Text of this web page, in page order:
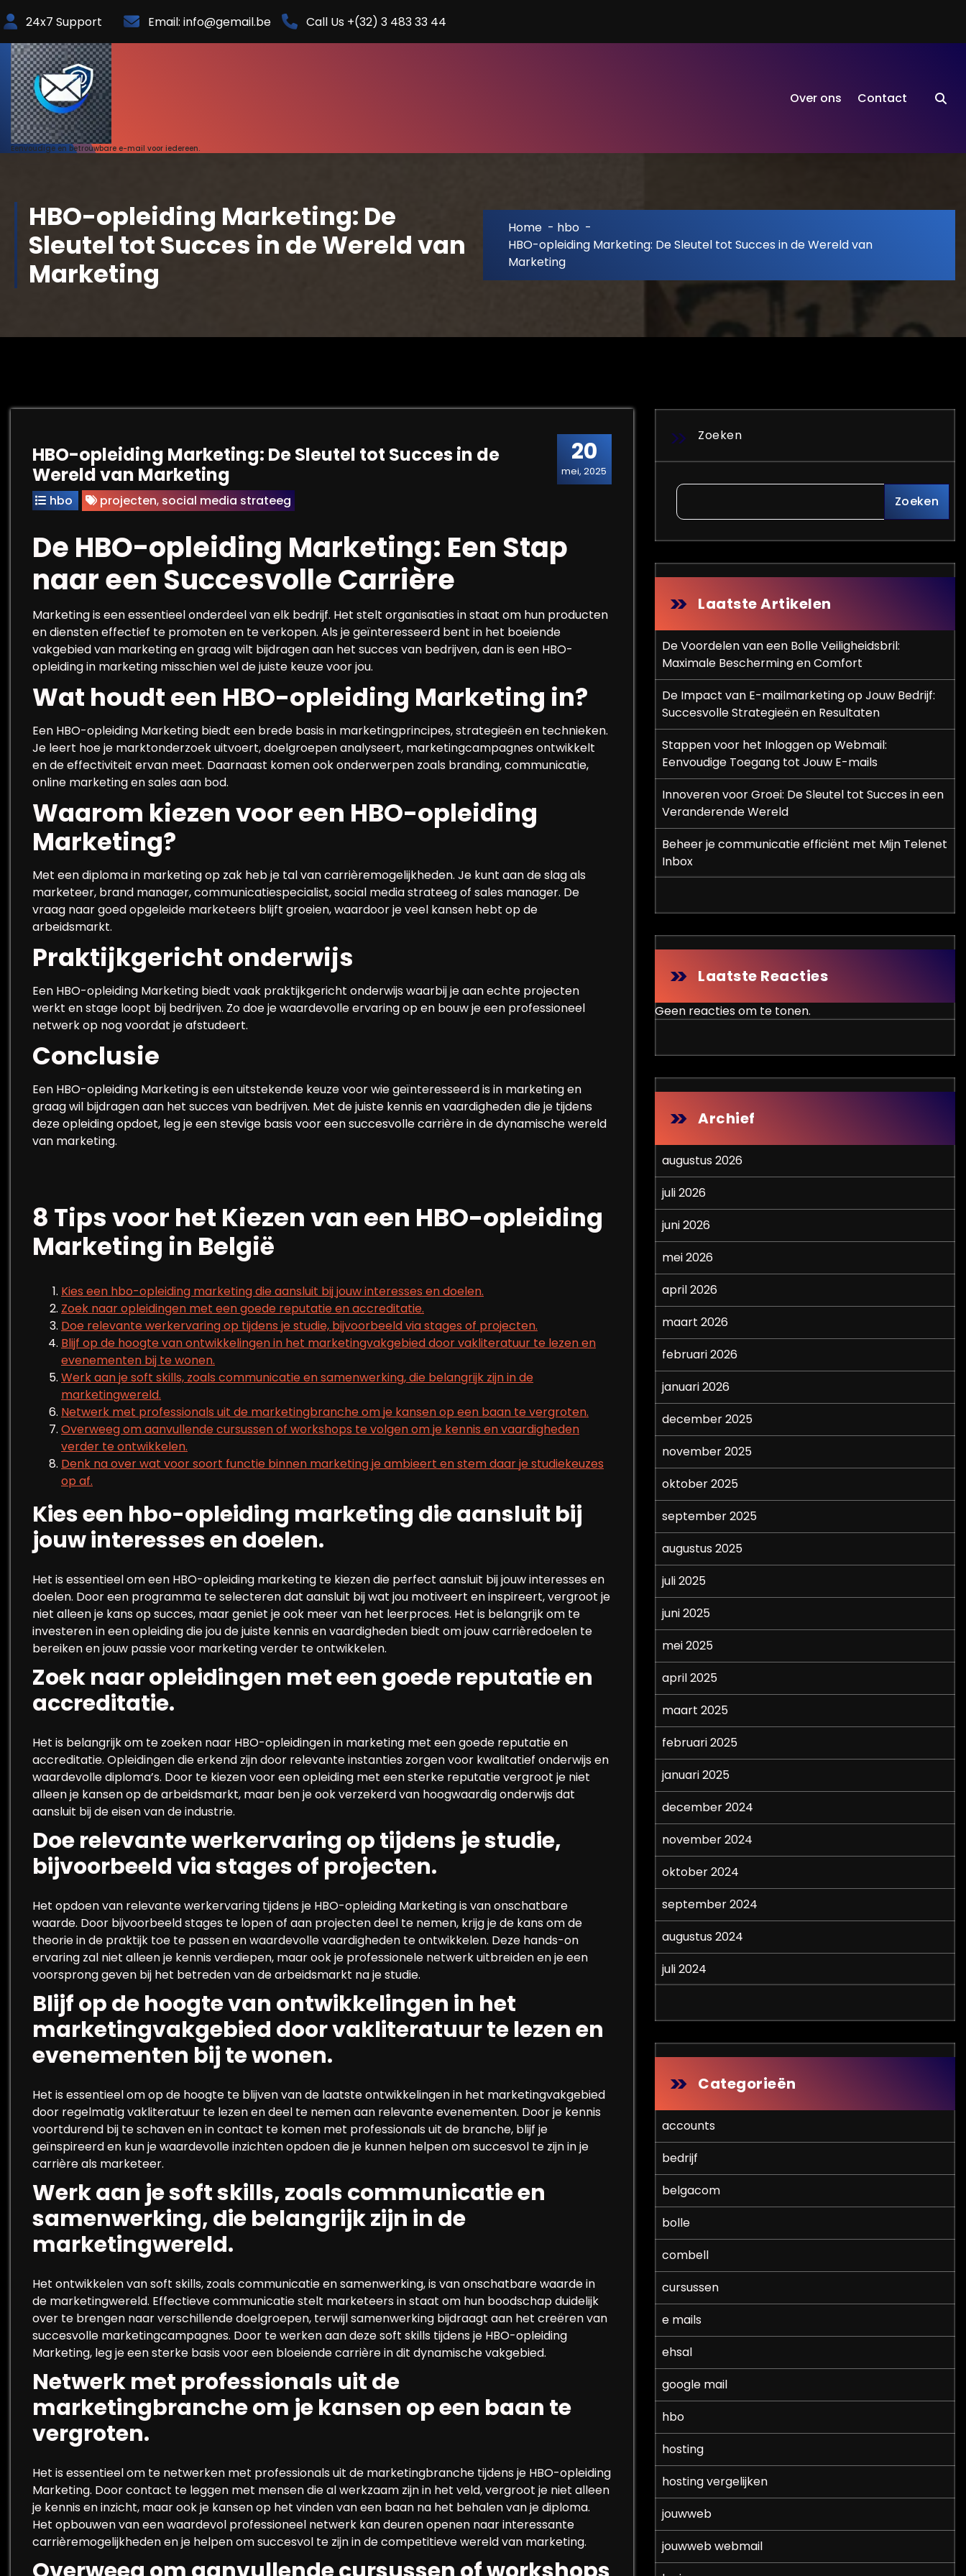
to
Content
24x7 Support Email: info@gemail.be Call Us +(32) 3 483 33 44
Eenvoudige en betrouwbare e-mail voor iedereen.
Over ons Contact
HBO-opleiding Marketing: De
Sleutel tot Succes in de Wereld van
Marketing
Home - hbo -
HBO-opleiding Marketing: De Sleutel tot Succes in de Wereld van
Marketing
20
mei, 2025
HBO-opleiding Marketing: De Sleutel tot Succes in de
Wereld van Marketing
hbo projecten, social media strateeg
De HBO-opleiding Marketing: Een Stap
naar een Succesvolle Carrière
Marketing is een essentieel onderdeel van elk bedrijf. Het stelt organisaties in staat om hun producten
en diensten effectief te promoten en te verkopen. Als je geïnteresseerd bent in het boeiende
vakgebied van marketing en graag wilt bijdragen aan het succes van bedrijven, dan is een HBO-
opleiding in marketing misschien wel de juiste keuze voor jou.
Wat houdt een HBO-opleiding Marketing in?
Een HBO-opleiding Marketing biedt een brede basis in marketingprincipes, strategieën en technieken.
Je leert hoe je marktonderzoek uitvoert, doelgroepen analyseert, marketingcampagnes ontwikkelt
en de effectiviteit ervan meet. Daarnaast komen ook onderwerpen zoals branding, communicatie,
online marketing en sales aan bod.
Waarom kiezen voor een HBO-opleiding
Marketing?
Met een diploma in marketing op zak heb je tal van carrièremogelijkheden. Je kunt aan de slag als
marketeer, brand manager, communicatiespecialist, social media strateeg of sales manager. De
vraag naar goed opgeleide marketeers blijft groeien, waardoor je veel kansen hebt op de
arbeidsmarkt.
Praktijkgericht onderwijs
Een HBO-opleiding Marketing biedt vaak praktijkgericht onderwijs waarbij je aan echte projecten
werkt en stage loopt bij bedrijven. Zo doe je waardevolle ervaring op en bouw je een professioneel
netwerk op nog voordat je afstudeert.
Conclusie
Een HBO-opleiding Marketing is een uitstekende keuze voor wie geïnteresseerd is in marketing en
graag wil bijdragen aan het succes van bedrijven. Met de juiste kennis en vaardigheden die je tijdens
deze opleiding opdoet, leg je een stevige basis voor een succesvolle carrière in de dynamische wereld
van marketing.
8 Tips voor het Kiezen van een HBO-opleiding
Marketing in België
Kies een hbo-opleiding marketing die aansluit bij jouw interesses en doelen.
Zoek naar opleidingen met een goede reputatie en accreditatie.
Doe relevante werkervaring op tijdens je studie, bijvoorbeeld via stages of projecten.
Blijf op de hoogte van ontwikkelingen in het marketingvakgebied door vakliteratuur te lezen en
evenementen bij te wonen.
Werk aan je soft skills, zoals communicatie en samenwerking, die belangrijk zijn in de
marketingwereld.
Netwerk met professionals uit de marketingbranche om je kansen op een baan te vergroten.
Overweeg om aanvullende cursussen of workshops te volgen om je kennis en vaardigheden
verder te ontwikkelen.
Denk na over wat voor soort functie binnen marketing je ambieert en stem daar je studiekeuzes
op af.
Kies een hbo-opleiding marketing die aansluit bij
jouw interesses en doelen.
Het is essentieel om een ​​HBO-opleiding marketing te kiezen die perfect aansluit bij jouw interesses en
doelen. Door een programma te selecteren dat aansluit bij wat jou motiveert en inspireert, vergroot je
niet alleen je kans op succes, maar geniet je ook meer van het leerproces. Het is belangrijk om te
investeren in een opleiding die jou de juiste kennis en vaardigheden biedt om jouw carrièredoelen te
bereiken en jouw passie voor marketing verder te ontwikkelen.
Zoek naar opleidingen met een goede reputatie en
accreditatie.
Het is belangrijk om te zoeken naar HBO-opleidingen in marketing met een goede reputatie en
accreditatie. Opleidingen die erkend zijn door relevante instanties zorgen voor kwalitatief onderwijs en
waardevolle diploma’s. Door te kiezen voor een opleiding met een sterke reputatie vergroot je niet
alleen je kansen op de arbeidsmarkt, maar ben je ook verzekerd van hoogwaardig onderwijs dat
aansluit bij de eisen van de industrie.
Doe relevante werkervaring op tijdens je studie,
bijvoorbeeld via stages of projecten.
Het opdoen van relevante werkervaring tijdens je HBO-opleiding Marketing is van onschatbare
waarde. Door bijvoorbeeld stages te lopen of aan projecten deel te nemen, krijg je de kans om de
theorie in de praktijk toe te passen en waardevolle vaardigheden te ontwikkelen. Deze hands-on
ervaring zal niet alleen je kennis verdiepen, maar ook je professionele netwerk uitbreiden en je een
voorsprong geven bij het betreden van de arbeidsmarkt na je studie.
Blijf op de hoogte van ontwikkelingen in het
marketingvakgebied door vakliteratuur te lezen en
evenementen bij te wonen.
Het is essentieel om op de hoogte te blijven van de laatste ontwikkelingen in het marketingvakgebied
door regelmatig vakliteratuur te lezen en deel te nemen aan relevante evenementen. Door je kennis
voortdurend bij te schaven en in contact te komen met professionals uit de branche, blijf je
geïnspireerd en kun je waardevolle inzichten opdoen die je kunnen helpen om succesvol te zijn in je
carrière als marketeer.
Werk aan je soft skills, zoals communicatie en
samenwerking, die belangrijk zijn in de
marketingwereld.
Het ontwikkelen van soft skills, zoals communicatie en samenwerking, is van onschatbare waarde in
de marketingwereld. Effectieve communicatie stelt marketeers in staat om hun boodschap duidelijk
over te brengen naar verschillende doelgroepen, terwijl samenwerking bijdraagt aan het creëren van
succesvolle marketingcampagnes. Door te werken aan deze soft skills tijdens je HBO-opleiding
Marketing, leg je een sterke basis voor een bloeiende carrière in dit dynamische vakgebied.
Netwerk met professionals uit de
marketingbranche om je kansen op een baan te
vergroten.
Het is essentieel om te netwerken met professionals uit de marketingbranche tijdens je HBO-opleiding
Marketing. Door contact te leggen met mensen die al werkzaam zijn in het veld, vergroot je niet alleen
je kennis en inzicht, maar ook je kansen op het vinden van een baan na het behalen van je diploma.
Het opbouwen van een waardevol professioneel netwerk kan deuren openen naar interessante
carrièremogelijkheden en je helpen om succesvol te zijn in de competitieve wereld van marketing.
Zoeken
Zoeken
Laatste Artikelen
De Voordelen van een Bolle Veiligheidsbril:
Maximale Bescherming en Comfort
De Impact van E-mailmarketing op Jouw Bedrijf:
Succesvolle Strategieën en Resultaten
Stappen voor het Inloggen op Webmail:
Eenvoudige Toegang tot Jouw E-mails
Innoveren voor Groei: De Sleutel tot Succes in een
Veranderende Wereld
Beheer je communicatie efficiënt met Mijn Telenet
Inbox
Laatste Reacties
Geen reacties om te tonen.
Archief
augustus 2026
juli 2026
juni 2026
mei 2026
april 2026
maart 2026
februari 2026
januari 2026
december 2025
november 2025
oktober 2025
september 2025
augustus 2025
juli 2025
juni 2025
mei 2025
april 2025
maart 2025
februari 2025
januari 2025
december 2024
november 2024
oktober 2024
september 2024
augustus 2024
juli 2024
Categorieën
accounts
bedrijf
belgacom
bolle
combell
cursussen
e mails
ehsal
google mail
hbo
hosting
hosting vergelijken
jouwweb
jouwweb webmail